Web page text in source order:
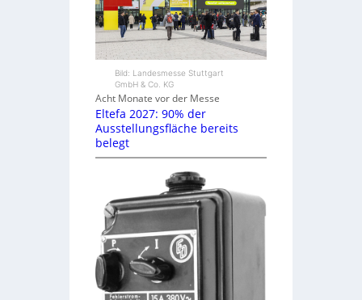
Bild: Landesmesse Stuttgart
GmbH & Co. KG
Acht Monate vor der Messe
Eltefa 2027: 90% der
Ausstellungsfläche bereits
belegt